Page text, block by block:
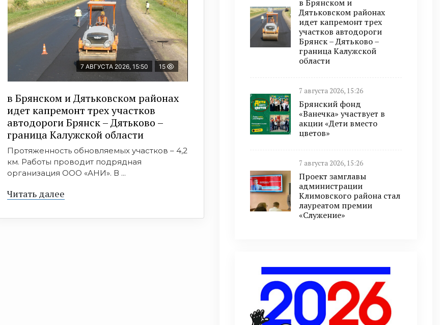
7 АВГУСТА 2026, 15:50 15
в Брянском и Дятьковском районах
идет капремонт трех участков
автодороги Брянск – Дятьково –
граница Калужской области
Протяженность обновляемых участков – 4,2
км. Работы проводит подрядная
организация ООО «АНИ». В ...
Читать далее
в Брянском и
Дятьковском районах
идет капремонт трех
участков автодороги
Брянск – Дятьково –
граница Калужской
области
7 августа 2026, 15:26
Брянский фонд
«Ванечка» участвует в
акции «Дети вместо
цветов»
7 августа 2026, 15:26
Проект замглавы
администрации
Климовского района стал
лауреатом премии
«Служение»